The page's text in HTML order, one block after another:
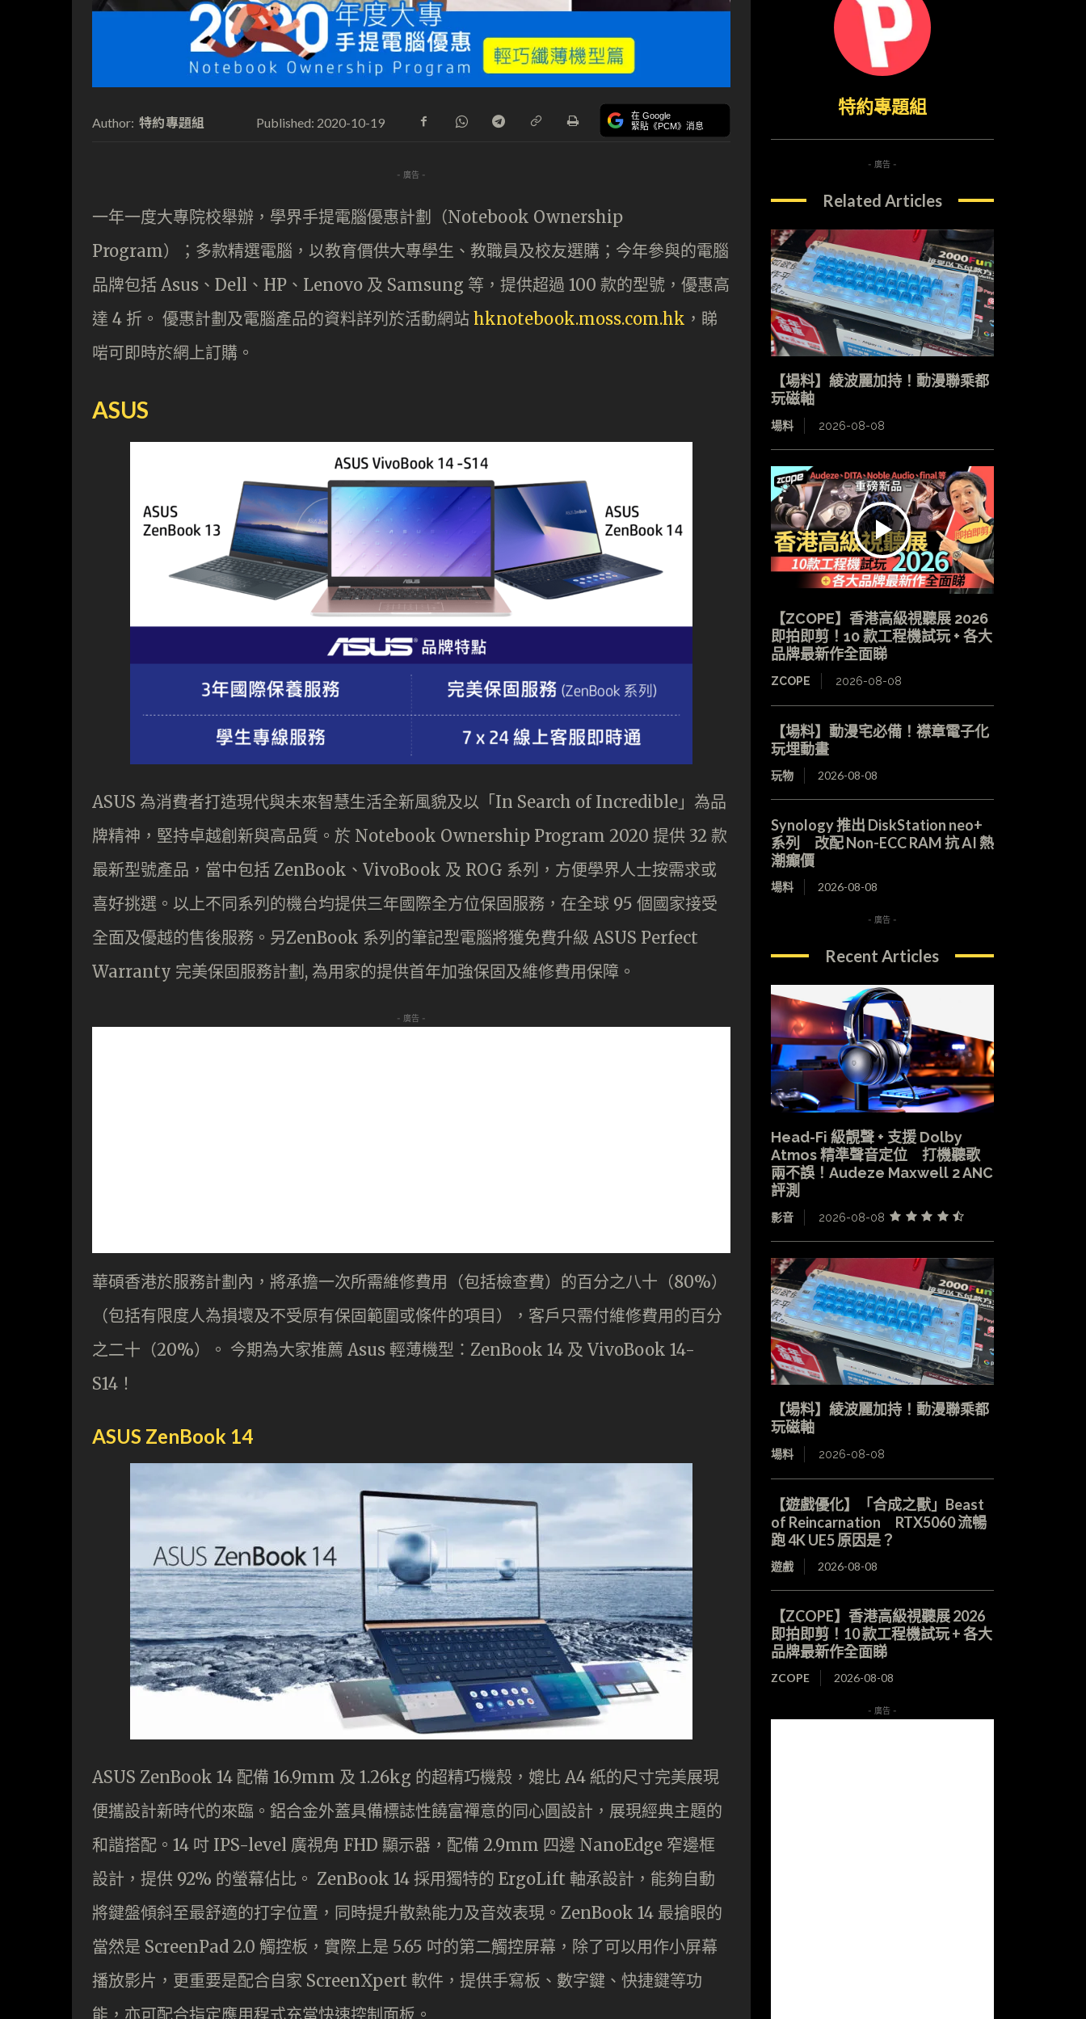
Author: 特約專題組 Published: 2020-10-19 在 Google
緊貼《PCM》消息
- 廣告 -
一年一度大專院校舉辦，學界手提電腦優惠計劃（Notebook Ownership
Program）；多款精選電腦，以教育價供大專學生、教職員及校友選購；今年參與的電腦
品牌包括 Asus、Dell、HP、Lenovo 及 Samsung 等，提供超過 100 款的型號，優惠高
達 4 折。 優惠計劃及電腦產品的資料詳列於活動網站 hknotebook.moss.com.hk ，睇
啱可即時於網上訂購。
ASUS
ASUS 為消費者打造現代與未來智慧生活全新風貌及以「In Search of Incredible」為品
牌精神，堅持卓越創新與高品質。於 Notebook Ownership Program 2020 提供 32 款
最新型號產品，當中包括 ZenBook、VivoBook 及 ROG 系列，方便學界人士按需求或
喜好挑選。以上不同系列的機台均提供三年國際全方位保固服務，在全球 95 個國家接受
全面及優越的售後服務。另ZenBook 系列的筆記型電腦將獲免費升級 ASUS Perfect
Warranty 完美保固服務計劃, 為用家的提供首年加強保固及維修費用保障。
- 廣告 -
華碩香港於服務計劃內，將承擔一次所需維修費用（包括檢查費）的百分之八十（80%）
（包括有限度人為損壞及不受原有保固範圍或條件的項目），客戶只需付維修費用的百分
之二十（20%）。 今期為大家推薦 Asus 輕薄機型：ZenBook 14 及 VivoBook 14-
S14！
ASUS ZenBook 14
ASUS ZenBook 14 配備 16.9mm 及 1.26kg 的超精巧機殼，媲比 A4 紙的尺寸完美展現
便攜設計新時代的來臨。鋁合金外蓋具備標誌性饒富禪意的同心圓設計，展現經典主題的
和諧搭配。14 吋 IPS-level 廣視角 FHD 顯示器，配備 2.9mm 四邊 NanoEdge 窄邊框
設計，提供 92% 的螢幕佔比。 ZenBook 14 採用獨特的 ErgoLift 軸承設計，能夠自動
將鍵盤傾斜至最舒適的打字位置，同時提升散熱能力及音效表現。ZenBook 14 最搶眼的
當然是 ScreenPad 2.0 觸控板，實際上是 5.65 吋的第二觸控屏幕，除了可以用作小屏幕
播放影片，更重要是配合自家 ScreenXpert 軟件，提供手寫板、數字鍵、快捷鍵等功
能，亦可配合指定應用程式充當快速控制面板。
特約專題組
- 廣告 -
Related Articles
【場料】綾波麗加持！動漫聯乘都
玩磁軸
場料 2026-08-08
【ZCOPE】香港高級視聽展 2026
即拍即剪！10 款工程機試玩 + 各大
品牌最新作全面睇
ZCOPE 2026-08-08
【場料】動漫宅必備！襟章電子化
玩埋動畫
玩物 2026-08-08
Synology 推出 DiskStation neo+
系列 改配 Non-ECC RAM 抗 AI 熱
潮癲價
場料 2026-08-08
- 廣告 -
Recent Articles
Head-Fi 級靚聲 + 支援 Dolby
Atmos 精準聲音定位 打機聽歌
兩不誤！Audeze Maxwell 2 ANC
評測
影音 2026-08-08
【場料】綾波麗加持！動漫聯乘都
玩磁軸
場料 2026-08-08
【遊戲優化】「合成之獸」Beast
of Reincarnation RTX5060 流暢
跑 4K UE5 原因是？
遊戲 2026-08-08
【ZCOPE】香港高級視聽展 2026
即拍即剪！10 款工程機試玩 + 各大
品牌最新作全面睇
ZCOPE 2026-08-08
- 廣告 -